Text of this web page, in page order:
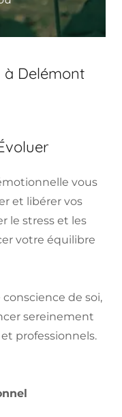
Delémont
vous
et libérer vos
le stress et les
votre équilibre
de soi,
sereinement
professionnels.